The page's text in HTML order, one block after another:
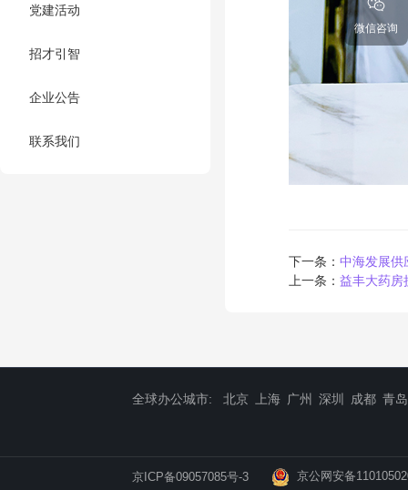
党建活动
招才引智
企业公告
联系我们
下一条： 中海发展供
上一条： 益丰大药房
全球办公城市: 北京 上海 广州 深圳 成都 青岛
京ICP备09057085号-3 京公网安备
微信咨询